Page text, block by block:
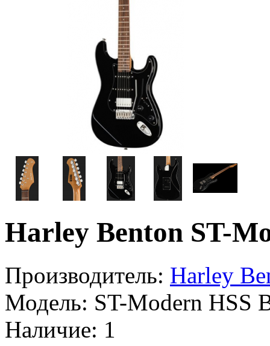
Harley Benton ST-
Производитель: Harley
Модель: ST-Modern HSS
Наличие: 1